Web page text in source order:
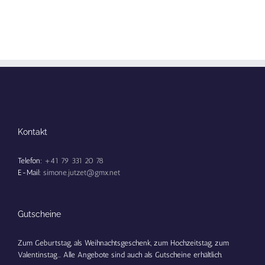
Kontakt
Telefon: +41 79 331 20 78
E-Mail: simone.jutzet@gmx.net
Gutscheine
Zum Geburtstag, als Weihnachtsgeschenk, zum Hochzeitstag, zum
Valentinstag... Alle Angebote sind auch als Gutscheine erhältlich.